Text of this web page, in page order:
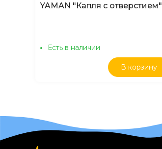
YAMAN "Капля с отверстием"
Есть в наличии
В корзину